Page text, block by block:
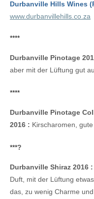
Durbanville Hills Wines
www.durbanvillehills.co.za
****
Durbanville Pinotage
aber mit der Lüftung gut
****
Durbanville Pinotage
2016 : Kirscharomen,
***?
Durbanville Shiraz 2016 :
Duft, mit der Lüftung
das, zu wenig Charme